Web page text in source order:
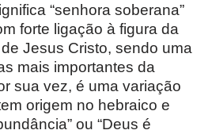
“senhora soberana”
forte ligação à figura da
Jesus Cristo, sendo uma
mais importantes da
sua vez, é uma variação
origem no hebraico e
ou “Deus é